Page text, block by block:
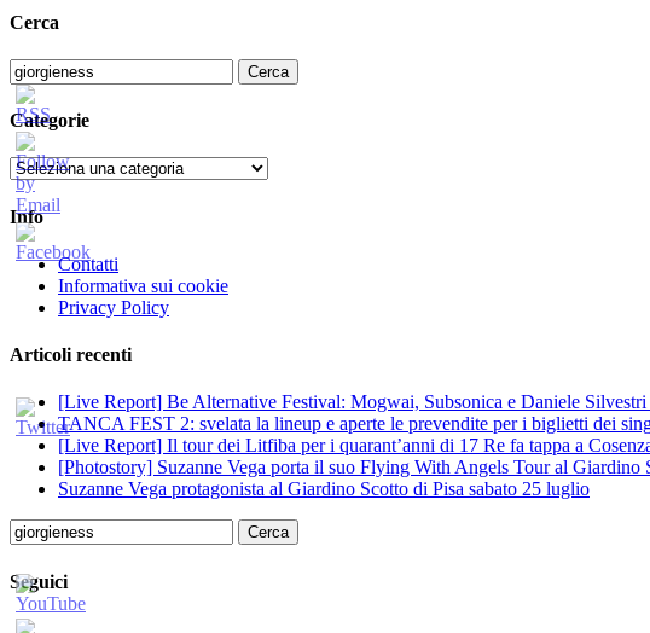
degli
Cerca
Ricerca
per:
Categorie
Categorie
Info
Contatti
Informativa sui cookie
Privacy Policy
Articoli recenti
[Live Report] Be Alternative Festival: Mogwai, Subsonica e Daniele
TANCA FEST 2: svelata la lineup e aperte le prevendite per i biglietti dei
[Live Report] Il tour dei Litfiba per i quarant’anni di 17 Re fa tappa a
[Photostory] Suzanne Vega porta il suo Flying With Angels Tour al Giardino
Suzanne Vega protagonista al Giardino Scotto di Pisa sabato 25 luglio
Ricerca
per:
Seguici